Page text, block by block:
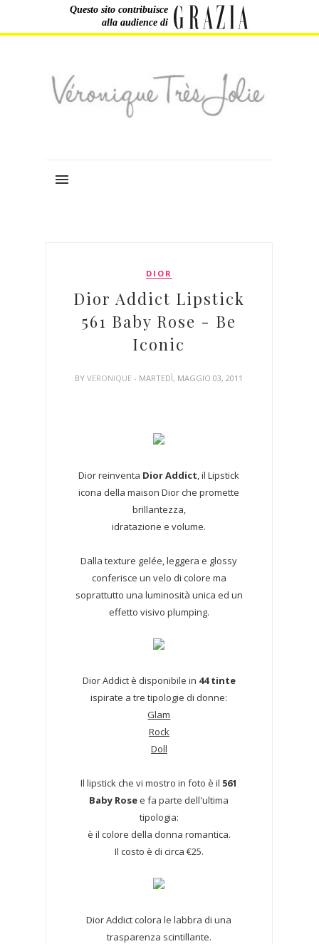
Questo sito contribuisce
alla audience di
DIOR
Dior Addict Lipstick
561 Baby Rose - Be
Iconic
BYVERONIQUE- MARTEDÌ, MAGGIO 03, 2011
Dior reinventa Dior Addict, il Lipstick
icona della maison Dior che promette
brillantezza,
idratazione e volume.
Dalla texture gelée, leggera e glossy
conferisce un velo di colore ma
soprattutto una luminosità unica ed un
effetto visivo plumping.
Dior Addict è disponibile in 44 tinte
ispirate a tre tipologie di donne:
Glam
Rock
Doll
Il lipstick che vi mostro in foto è il 561
Baby Rose e fa parte dell'ultima
tipologia:
è il colore della donna romantica.
Il costo è di circa €25.
Dior Addict colora le labbra di una
trasparenza scintillante.